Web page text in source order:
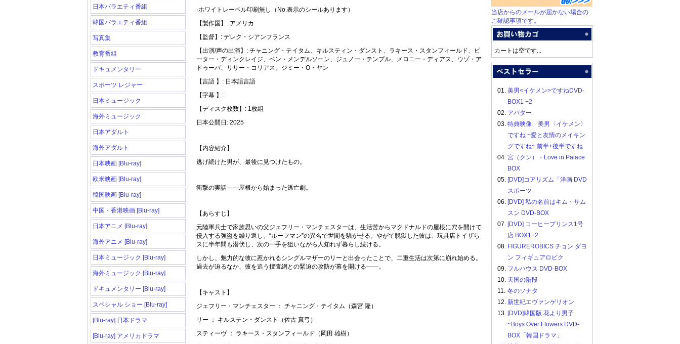
日本バラエティ番組
韓国バラエティ番組
写真集
教育番組
ドキュメンタリー
スポーツ レジャー
日本ミュージック
海外ミュージック
日本アダルト
海外アダルト
日本映画 [Blu-ray]
欧米映画 [Blu-ray]
韓国映画 [Blu-ray]
中国・香港映画 [Blu-ray]
日本アニメ [Blu-ray]
海外アニメ [Blu-ray]
日本ミュージック [Blu-ray]
海外ミュージック [Blu-ray]
ドキュメンタリー [Blu-ray]
スペシャル ショー [Blu-ray]
[Blu-ray] 日本ドラマ
[Blu-ray] アメリカドラマ
·ホワイトレーベル印刷無し（No.表示のシールあります）
【製作国】: アメリカ
【監督】: デレク・シアンフランス
【出演/声の出演】: チャニング・テイタム、キルスティン・ダンスト、ラキース・スタンフィールド、ピ
ーター・ディンクレイジ、ベン・メンデルソーン、ジュノー・テンプル、メロニー・ディアス、ウゾ・ア
ドゥーバ、リリー・コリアス、ジミー・O・ヤン
【言語 】: 日本語言語
【字幕 】:
【ディスク枚数】: 1枚組
日本公開日: 2025
【内容紹介】
逃げ続けた男が、最後に見つけたもの。
衝撃の実話――屋根から始まった逃亡劇。
【あらすじ】
元陸軍兵士で家族思いの父ジェフリー・マンチェスターは、生活苦からマクドナルドの屋根に穴を開けて
侵入する強盗を繰り返し、“ルーフマン”の異名で世間を騒がせる。やがて脱獄した彼は、玩具店トイザら
スに半年間も潜伏し、次の一手を狙いながら人知れず暮らし続ける。
しかし、魅力的な彼に惹かれるシングルマザーのリーと出会ったことで、二重生活は次第に崩れ始める。
過去が迫るなか、彼を追う捜査網との緊迫の攻防が幕を開ける――。
【キャスト】
ジェフリー・マンチェスター ： チャニング・テイタム（森宮 隆）
リー ： キルステン・ダンスト（佐古 真弓）
スティーヴ ： ラキース・スタンフィールド（岡田 雄樹）
当店からのメールが届かない場合の
ご確認事項です。
カートは空です...
01. 美男<イケメン>ですねDVD-
BOX1 +2
02. アバター
03. 特典映像 美男〈イケメン〉
ですね ~愛と友情のメイキン
グですね~ 前半+後半ですね
04. 宮（クン）・Love in Palace
BOX
05. [DVD]コアリズム「洋画 DVD
スポーツ」
06. [DVD] 私の名前はキム・サム
スン DVD-BOX
07. [DVD] コーヒープリンス1号
店 BOX1+2
08. FIGUREROBICS チョン ダヨ
ン フィギュアロビク
09. フルハウス DVD-BOX
10. 天国の階段
11. 冬のソナタ
12. 新世紀エヴァンゲリオン
13. [DVD]韓国版 花より男子
~Boys Over Flowers DVD-
BOX「韓国ドラマ」